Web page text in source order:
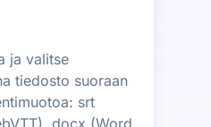
ja valitse
tiedosto suoraan
srt
docx (Word